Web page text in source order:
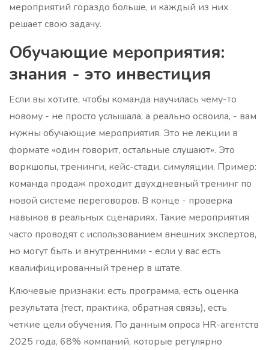
мероприятий гораздо больше, и каждый из них
решает свою задачу.
Обучающие мероприятия:
знания - это инвестиция
Если вы хотите, чтобы команда научилась чему-то
новому - не просто услышала, а реально освоила, - вам
нужны обучающие мероприятия. Это не лекции в
формате «один говорит, остальные слушают». Это
воркшопы, тренинги, кейс-стади, симуляции. Пример:
команда продаж проходит двухдневный тренинг по
новой системе переговоров. В конце - проверка
навыков в реальных сценариях. Такие мероприятия
часто проводят с использованием внешних экспертов,
но могут быть и внутренними - если у вас есть
квалифицированный тренер в штате.
Ключевые признаки: есть программа, есть оценка
результата (тест, практика, обратная связь), есть
четкие цели обучения. По данным опроса HR-агентств
2025 года, 68% компаний, которые регулярно